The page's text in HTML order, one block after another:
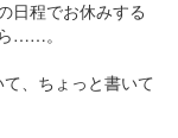
日程でお休みする
……。
、ちょっと書いて